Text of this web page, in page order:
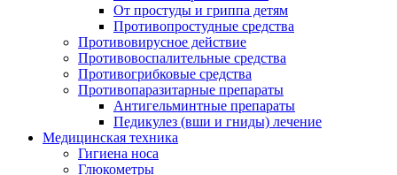
От простуды и гриппа детям
Противопростудные средства
Противовирусное действие
Противовоспалительные средства
Противогрибковые средства
Противопаразитарные препараты
Антигельминтные препараты
Педикулез (вши и гниды) лечение
Медицинская техника
Гигиена носа
Глюкометры